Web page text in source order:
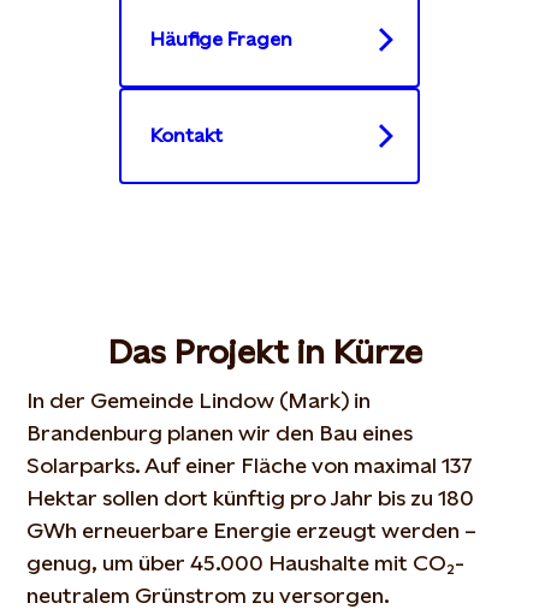
Häufige Fragen
Kontakt
Das Projekt in Kürze
In der Gemeinde Lindow (Mark) in
Brandenburg planen wir den Bau eines
Solarparks. Auf einer Fläche von maximal 137
Hektar sollen dort künftig pro Jahr bis zu 180
GWh erneuerbare Energie erzeugt werden –
genug, um über 45.000 Haushalte mit CO₂-
neutralem Grünstrom zu versorgen.